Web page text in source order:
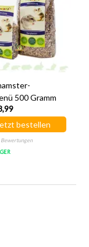
500 Gramm
bestellen
Bewertungen